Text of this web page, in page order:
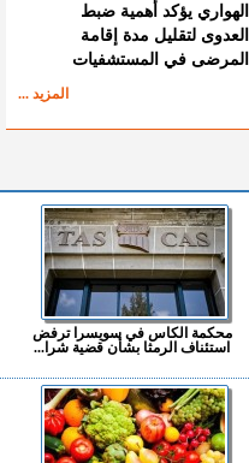
الهواري يؤكد أهمية ضبط
العدوى لتقليل مدة إقامة
المرضى في المستشفيات
المزيد ...
محكمة الكاس في سويسرا ترفض
استئناف الرمثا بشأن قضية شرا...